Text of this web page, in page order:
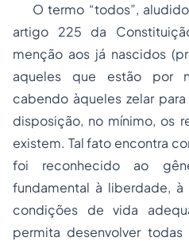
O termo “todos”,
artigo 225 da
menção aos já nascidos
aqueles que estão por
cabendo àqueles zelar
disposição, no mínimo, os
existem. Tal fato encontra
foi reconhecido ao
fundamental à liberdade,
condições de vida
permita desenvolver